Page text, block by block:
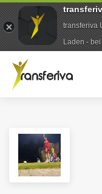
transferiva
Laden -